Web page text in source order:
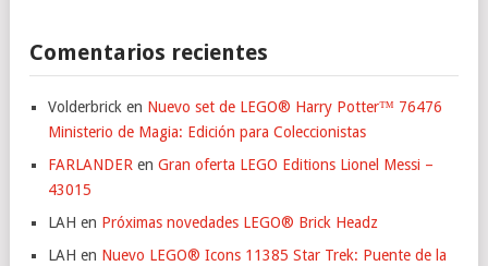
Comentarios recientes
Volderbrick en Nuevo set de LEGO® Harry Potter™ 76476
Ministerio de Magia: Edición para Coleccionistas
FARLANDER en Gran oferta LEGO Editions Lionel Messi –
43015
LAH en Próximas novedades LEGO® Brick Headz
LAH en Nuevo LEGO® Icons 11385 Star Trek: Puente de la